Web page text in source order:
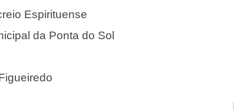
Espirituense
da Ponta do Sol